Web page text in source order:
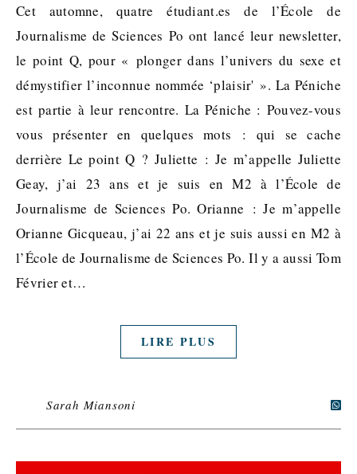
Cet automne, quatre étudiant.es de l’École de
Journalisme de Sciences Po ont lancé leur newsletter,
le point Q, pour « plonger dans l’univers du sexe et
démystifier l’inconnue nommée ‘plaisir' ». La Péniche
est partie à leur rencontre. La Péniche : Pouvez-vous
vous présenter en quelques mots : qui se cache
derrière Le point Q ? Juliette : Je m’appelle Juliette
Geay, j’ai 23 ans et je suis en M2 à l’École de
Journalisme de Sciences Po. Orianne : Je m’appelle
Orianne Gicqueau, j’ai 22 ans et je suis aussi en M2 à
l’École de Journalisme de Sciences Po. Il y a aussi Tom
Février et…
LIRE PLUS
Sarah Miansoni